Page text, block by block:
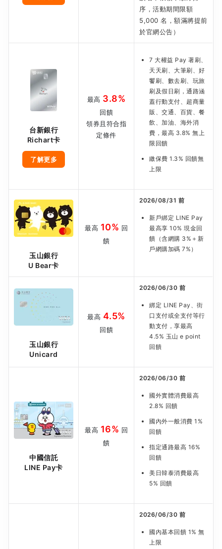
序，活動期間限額
5,000 名，額滿將提前
於官網公告）
台新銀行
Richart卡
了解更多
最高 3.8%
回饋
領券且符合指
定條件
7 大權益 Pay 著刷、
天天刷、大筆刷、好
饗刷、數去刷、玩旅
刷及假日刷，通路涵
蓋行動支付、超商量
販、交通、百貨、餐
飲、加油、海外消
費，最高 3.8% 無上
限回饋
繳保費 1.3% 回饋無
上限
玉山銀行
U Bear卡
最高 10% 回
饋
2026/08/31 前
新戶綁定 LINE Pay
最高享 10% 現金回
饋（含網購 3%＋新
戶網購加碼 7%）
玉山銀行
Unicard
最高 4.5%
回饋
2026/06/30 前
綁定 LINE Pay、街
口支付或全支付等行
動支付，享最高
4.5% 玉山 e point
回饋
中國信託
LINE Pay卡
最高 16% 回
饋
2026/06/30 前
國外實體消費最高
2.8% 回饋
國內外一般消費 1%
回饋
指定通路最高 16%
回饋
美日韓泰消費最高
5% 回饋
2026/06/30 前
國內基本回饋 1% 無
上限